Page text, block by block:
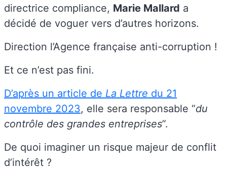
directrice compliance, Marie Mallard a
décidé de voguer vers d’autres horizons.
Direction l’Agence française anti-corruption !
Et ce n’est pas fini.
D’après un article de La Lettre du 21
novembre 2023, elle sera responsable “du
contrôle des grandes entreprises”.
De quoi imaginer un risque majeur de conflit
d’intérêt ?